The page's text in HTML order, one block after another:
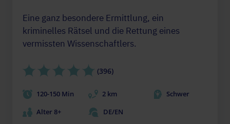
Eine ganz besondere Ermittlung, ein
kriminelles Rätsel und die Rettung eines
vermissten Wissenschaftlers.
(396)
120-150 Min 2 km
Schwer
Alter 8+
DE/EN